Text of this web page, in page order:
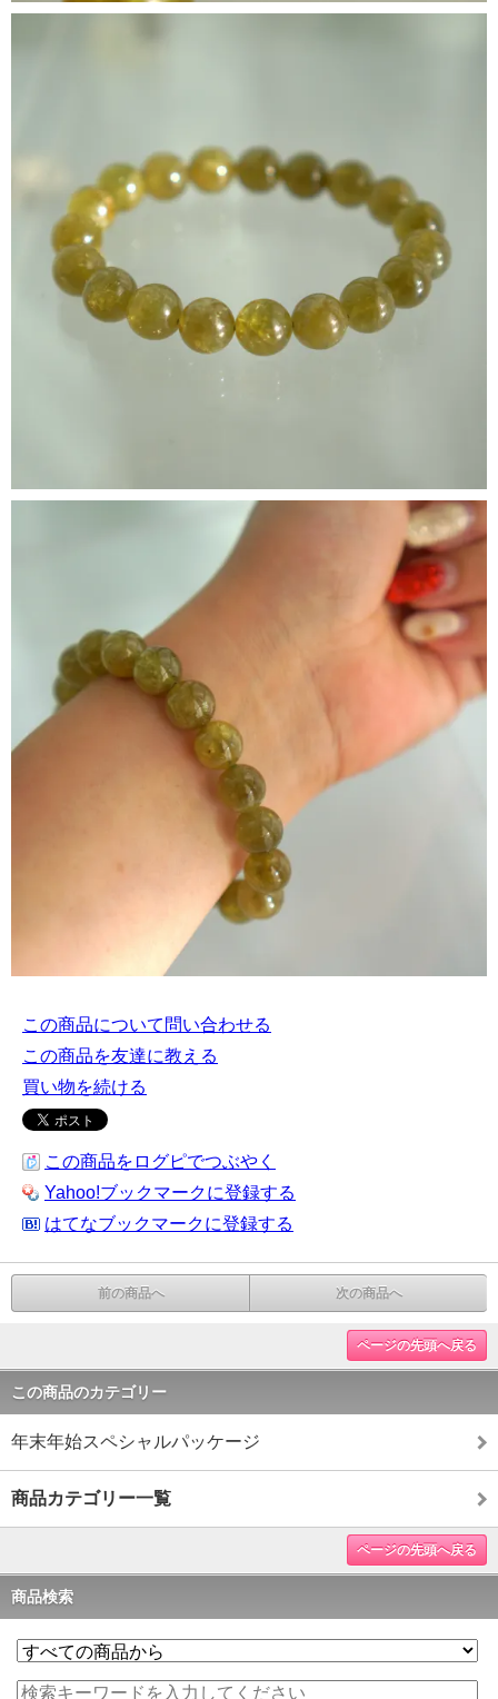
この商品について問い合わせる
この商品を友達に教える
買い物を続ける
この商品をログピでつぶやく
Yahoo!ブックマークに登録する
はてなブックマークに登録する
前の商品へ 次の商品へ
ページの先頭へ戻る
この商品のカテゴリー
年末年始スペシャルパッケージ
商品カテゴリー一覧
ページの先頭へ戻る
商品検索